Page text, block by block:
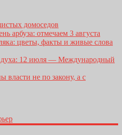
домоседов
арбуза: отмечаем 3 августа
цветы, факты и живые слова
духа: 12 июля — Международный
власти не по закону, а с